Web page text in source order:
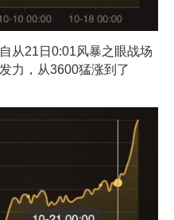
从21日0:01风暴之眼战场
力，从3600猛涨到了